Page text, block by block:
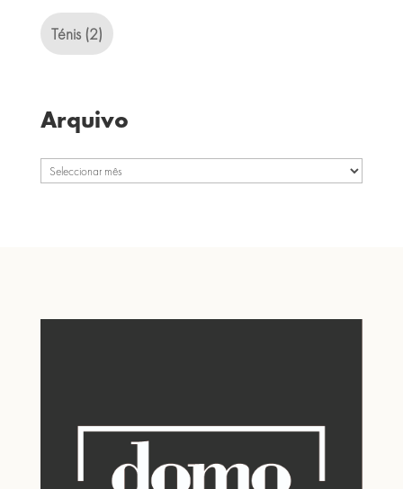
Ténis(2)
Arquivo
Arquivo